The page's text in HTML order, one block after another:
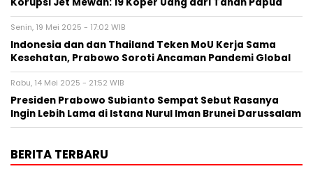
Senin, 19 Mei 2025 - 17:02 WIB
Indonesia dan dan Thailand Teken MoU Kerja Sama
Kesehatan, Prabowo Soroti Ancaman Pandemi Global
Rabu, 14 Mei 2025 - 21:52 WIB
Presiden Prabowo Subianto Sempat Sebut Rasanya
Ingin Lebih Lama di Istana Nurul Iman Brunei Darussalam
BERITA TERBARU